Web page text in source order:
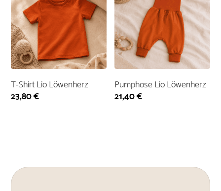
T-Shirt Lio Löwenherz
23,80€
Pumphose Lio Löwenherz
21,40€